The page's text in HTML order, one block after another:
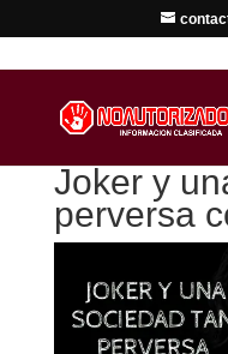
Joker y
perversa